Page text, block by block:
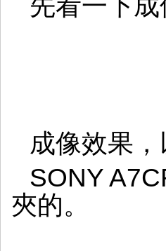
先看一下成
成像效果
SONY
夾的。